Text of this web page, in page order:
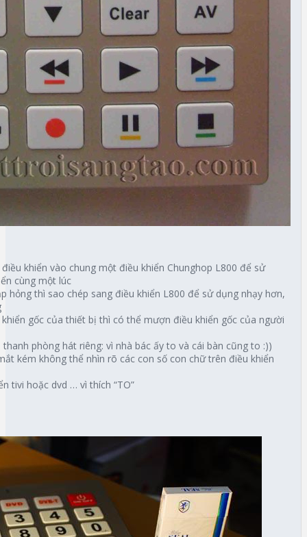
khiển vào chung một điều khiển Chunghop L800 để sử
cùng một lúc
hỏng thì sao chép sang điều khiển L800 để sử dụng nhạy hơn,
gốc của thiết bị thì có thể mượn điều khiển gốc của người
phòng hát riêng: vì nhà bác ấy to và cái bàn cũng to :))
kém không thể nhìn rõ các con số con chữ trên điều khiển
tivi hoặc dvd … vì thích “TO”